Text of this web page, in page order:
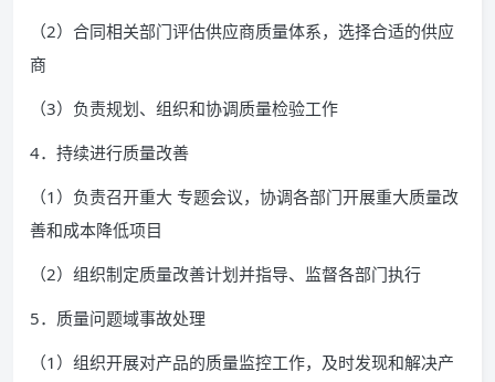
（2）合同相关部门评估供应商质量体系，选择合适的供应
商
（3）负责规划、组织和协调质量检验工作
4．持续进行质量改善
（1）负责召开重大 专题会议，协调各部门开展重大质量改
善和成本降低项目
（2）组织制定质量改善计划并指导、监督各部门执行
5．质量问题域事故处理
（1）组织开展对产品的质量监控工作，及时发现和解决产